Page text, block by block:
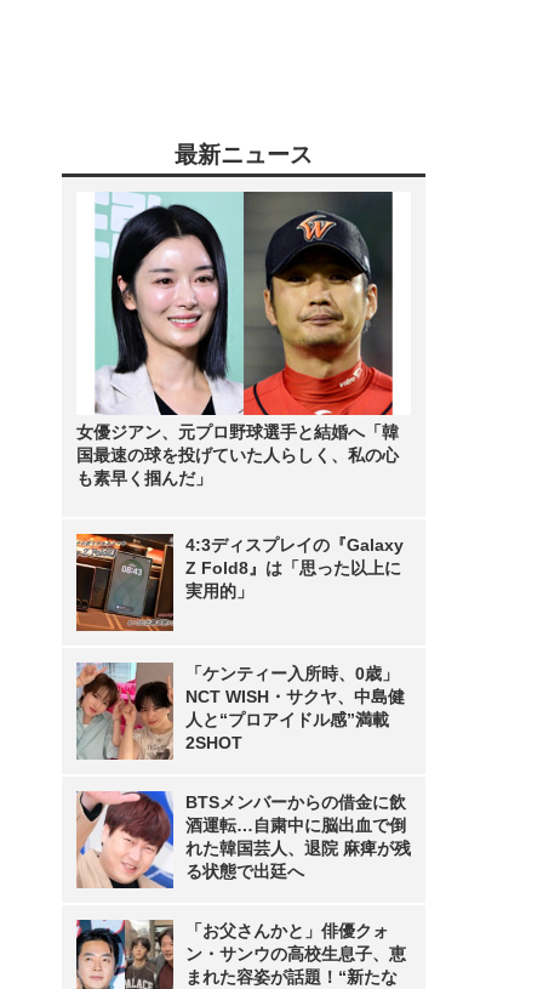
最新ニュース
女優ジアン、元プロ野球選手と結婚へ「韓
国最速の球を投げていた人らしく、私の心
も素早く掴んだ」
4:3ディスプレイの『Galaxy
Z Fold8』は「思った以上に
実用的」
「ケンティー入所時、0歳」
NCT WISH・サクヤ、中島健
人と“プロアイドル感”満載
2SHOT
BTSメンバーからの借金に飲
酒運転…自粛中に脳出血で倒
れた韓国芸人、退院 麻痺が残
る状態で出廷へ
「お父さんかと」俳優クォ
ン・サンウの高校生息子、恵
まれた容姿が話題！“新たな